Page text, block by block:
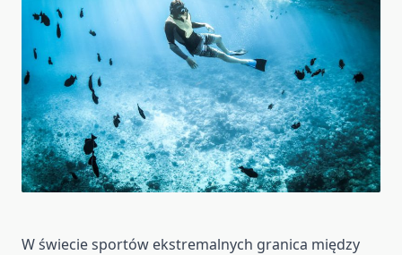
W świecie sportów ekstremalnych granica między